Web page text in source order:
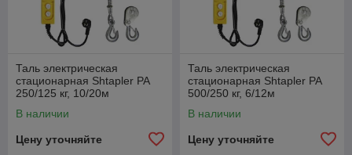
Таль электрическая
стационарная Shtapler PA
250/125 кг, 10/20м
В наличии
Цену уточняйте
Таль электрическая
стационарная Shtapler PA
500/250 кг, 6/12м
В наличии
Цену уточняйте